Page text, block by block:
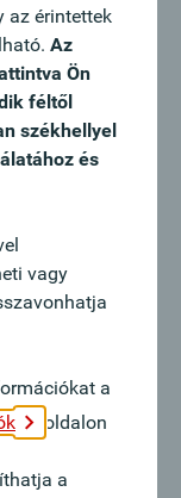
mit
und
gehobenen
Damit
Hier
az érintettek
Az
Ön
féltől
székhellyel
és
vagy
a
oldalon
a